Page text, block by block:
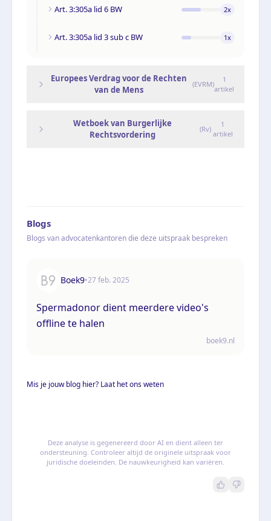
Art. 3:305a lid 6 BW 2x
Art. 3:305a lid 3 sub c BW 1x
Europees Verdrag voor de Rechten
van de Mens
(EVRM)
1
artikel
Wetboek van Burgerlijke
Rechtsvordering
(Rv)
1
artikel
Blogs
Blogs van advocatenkantoren die deze uitspraak bespreken
Boek9•27 feb. 2025
Spermadonor dient meerdere video's
offline te halen
boek9.nl
Mis je jouw blog hier? Laat het ons weten
Deze analyse is gegenereerd door AI en dient alleen ter
ondersteuning. Controleer altijd de originele uitspraak voor
juridische doeleinden. De nauwkeurigheid kan variëren.